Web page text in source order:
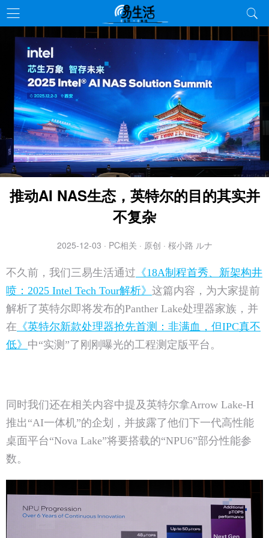
推动AI NAS生态，英特尔的目的其实并
不复杂
2025-12-03 · PC相关 · 原创 · 桜小路 ルナ
不久前，我们三易生活通过 《18A制程首秀、新架构井
喷：2025 Intel Tech Tour解析》 这篇内容，为大家提前
解析了英特尔即将发布的Panther Lake处理器家族，并
在 《英特尔新款处理器抢先首测：非满血，但IPC真不
低》 中“实测”了刚刚曝光的工程测定版平台。
同时我们还在相关内容中提及英特尔拿Arrow Lake-H
推出“AI一体机”的企划，并披露了他们下一代高性能
桌面平台“Nova Lake”将要搭载的“NPU6”部分性能参
数。